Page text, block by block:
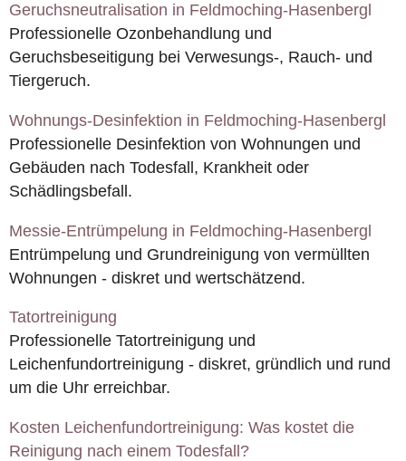
Geruchsneutralisation in Feldmoching-Hasenbergl
Professionelle Ozonbehandlung und
Geruchsbeseitigung bei Verwesungs-, Rauch- und
Tiergeruch.
Wohnungs-Desinfektion in Feldmoching-Hasenbergl
Professionelle Desinfektion von Wohnungen und
Gebäuden nach Todesfall, Krankheit oder
Schädlingsbefall.
Messie-Entrümpelung in Feldmoching-Hasenbergl
Entrümpelung und Grundreinigung von vermüllten
Wohnungen - diskret und wertschätzend.
Tatortreinigung
Professionelle Tatortreinigung und
Leichenfundortreinigung - diskret, gründlich und rund
um die Uhr erreichbar.
Kosten Leichenfundortreinigung: Was kostet die
Reinigung nach einem Todesfall?